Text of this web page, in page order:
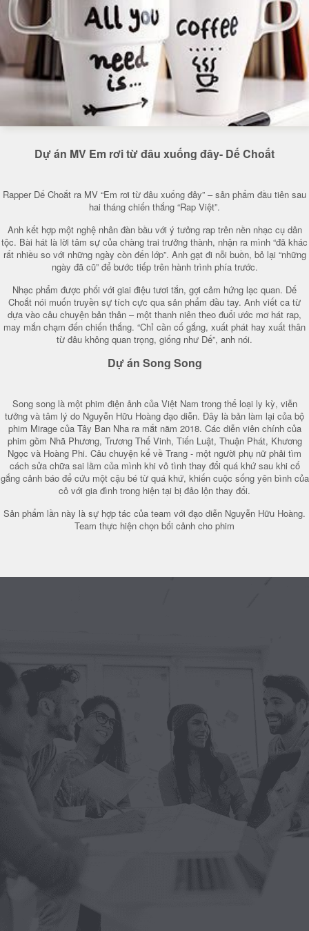
Dự án MV Em rơi từ đâu xuống đây- Dế Choắt
Rapper Dế Choắt ra MV “Em rơi từ đâu xuống đây” – sản phẩm đầu tiên sau
hai tháng chiến thắng “Rap Việt”.
Anh kết hợp một nghệ nhân đàn bầu với ý tưởng rap trên nền nhạc cụ dân
tộc. Bài hát là lời tâm sự của chàng trai trưởng thành, nhận ra mình “đã khác
rất nhiều so với những ngày còn đến lớp”. Anh gạt đi nỗi buồn, bỏ lại “những
ngày đã cũ” để bước tiếp trên hành trình phía trước.
Nhạc phẩm được phối với giai điệu tươi tắn, gợi cảm hứng lạc quan. Dế
Choắt nói muốn truyền sự tích cực qua sản phẩm đầu tay. Anh viết ca từ
dựa vào câu chuyện bản thân – một thanh niên theo đuổi ước mơ hát rap,
may mắn chạm đến chiến thắng. “Chỉ cần cố gắng, xuất phát hay xuất thân
từ đâu không quan trọng, giống như Dế”, anh nói.
Dự án Song Song
Song song là một phim điện ảnh của Việt Nam trong thể loại ly kỳ, viễn
tưởng và tâm lý do Nguyễn Hữu Hoàng đạo diễn. Đây là bản làm lại của bộ
phim Mirage của Tây Ban Nha ra mắt năm 2018. Các diễn viên chính của
phim gồm Nhã Phương, Trương Thế Vinh, Tiến Luật, Thuận Phát, Khương
Ngọc và Hoàng Phi. Câu chuyện kể về Trang - một người phụ nữ phải tìm
cách sửa chữa sai lầm của mình khi vô tình thay đổi quá khứ sau khi cố
gắng cảnh báo để cứu một cậu bé từ quá khứ, khiến cuộc sống yên bình của
cô với gia đình trong hiện tại bị đảo lộn thay đổi.
Sản phẩm lần này là sự hợp tác của team với đạo diễn Nguyễn Hữu Hoàng.
Team thực hiện chọn bối cảnh cho phim